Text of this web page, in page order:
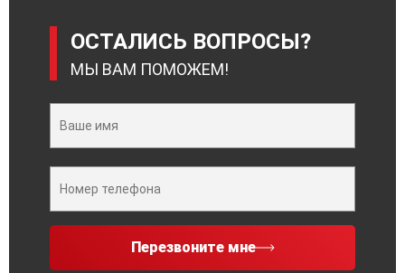
ОСТАЛИСЬ ВОПРОСЫ?
МЫ ВАМ ПОМОЖЕМ!
Перезвоните мне